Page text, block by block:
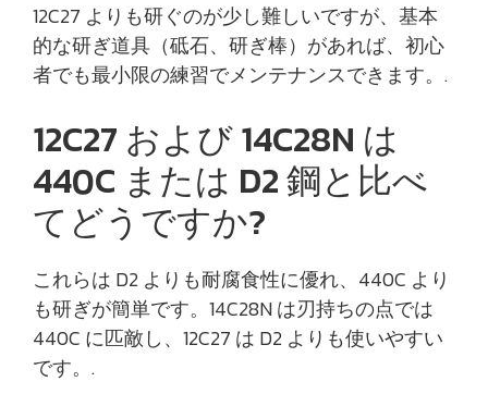
12C27 よりも研ぐのが少し難しいですが、基本
的な研ぎ道具（砥石、研ぎ棒）があれば、初心
者でも最小限の練習でメンテナンスできます。.
12C27 および 14C28N は
440C または D2 鋼と比べ
てどうですか?
これらは D2 よりも耐腐食性に優れ、440C より
も研ぎが簡単です。14C28N は刃持ちの点では
440C に匹敵し、12C27 は D2 よりも使いやすい
です。.